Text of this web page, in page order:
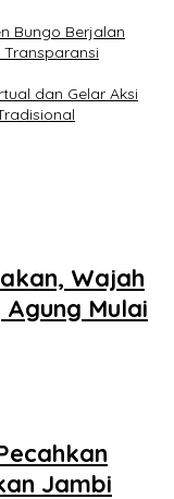
Bungo Berjalan
dan Gelar Aksi
Wajah
Mulai
Jambi